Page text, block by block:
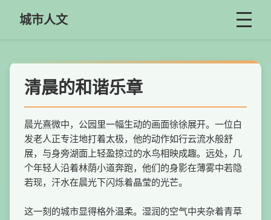
城市人文
清晨的和谐乐章
晨光熹微中，公园里一幅生动的画面徐徐展开。一位白
发老人正专注地打着太极，他的动作如行云流水般舒
展，与身旁湖面上轻盈掠过的水鸟相映成趣。远处，几
个年轻人沿着林荫小道奔跑，他们的身影在薄雾中若隐
若现，汗水在晨光下闪烁着晶莹的光芒。
这一刻的城市显得格外温柔。湿润的空气中夹杂着青草